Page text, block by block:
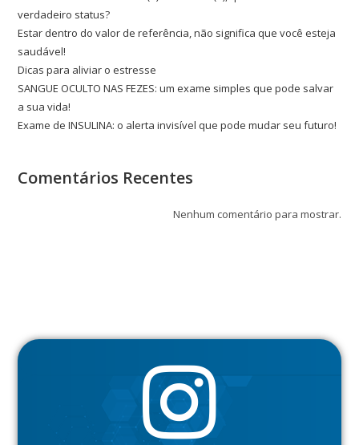
verdadeiro status?
Estar dentro do valor de referência, não significa que você esteja
saudável!
Dicas para aliviar o estresse
SANGUE OCULTO NAS FEZES: um exame simples que pode salvar
a sua vida!
Exame de INSULINA: o alerta invisível que pode mudar seu futuro!
Comentários Recentes
Nenhum comentário para mostrar.